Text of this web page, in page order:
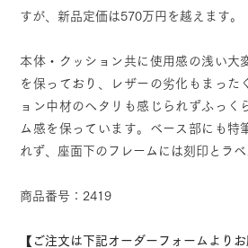
すが、新品定価は570万円を越えます。
本体・クッション共に使用感の浅い大
を保っており、レザーの劣化もまった
ョン中材のヘタリも感じられずふっく
ム感を保っています。ベース部にも特
れず、座面下のフレームには刻印とラベ
商品番号：2419
【ご注文は下記オーダーフォームよりお